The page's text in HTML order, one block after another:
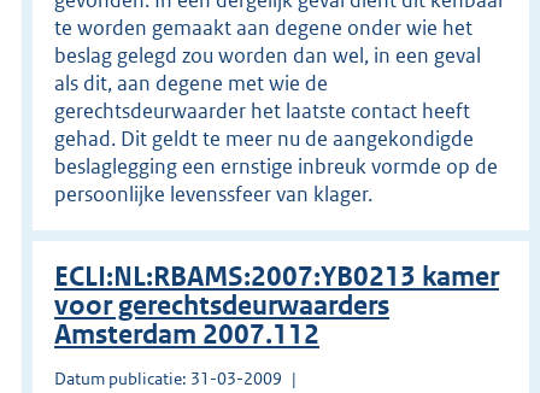
te worden gemaakt aan degene onder wie het
beslag gelegd zou worden dan wel, in een geval
als dit, aan degene met wie de
gerechtsdeurwaarder het laatste contact heeft
gehad. Dit geldt te meer nu de aangekondigde
beslaglegging een ernstige inbreuk vormde op de
persoonlijke levenssfeer van klager.
ECLI:NL:RBAMS:2007:YB0213 kamer
voor gerechtsdeurwaarders
Amsterdam 2007.112
Datum publicatie: 31-03-2009